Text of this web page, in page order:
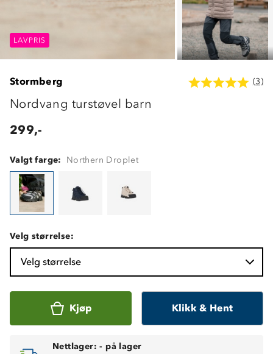
LAVPRIS LAVPRIS
LAVPRIS
Stormberg (3)
Nordvang turstøvel barn
299,-
Valgt farge: Northern Droplet
Velg størrelse:
Velg størrelse
Kjøp Klikk & Hent
Nettlager: - på lager